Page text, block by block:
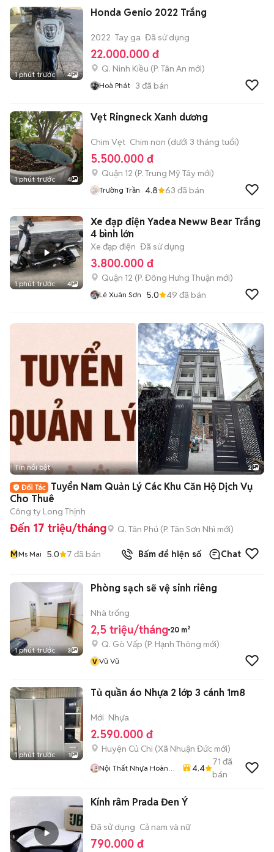
1 phút trước 4
Honda Genio 2022 Trắng
2022 Tay ga Đã sử dụng
22.000.000 đ
Q. Ninh Kiều (P. Tân An mới)
Hoà Phát 3 đã bán
1 phút trước 4
Vẹt Ringneck Xanh dương
Chim Vẹt Chim non (dưới 3 tháng tuổi)
5.500.000 đ
Quận 12 (P. Trung Mỹ Tây mới)
Trường Trần 4.8 63 đã bán
1 phút trước 4
Xe đạp điện Yadea Neww Bear Trắng
4 bình lớn
Xe đạp điện Đã sử dụng
3.800.000 đ
Quận 12 (P. Đông Hưng Thuận mới)
Lê Xuân Sơn 5.0 49 đã bán
Tin nổi bật 2
Tuyển Nam Quản Lý Các Khu Căn Hộ Dịch Vụ
Cho Thuê
Công ty Long Thịnh
Đến 17 triệu/tháng Q. Tân Phú (P. Tân Sơn Nhì mới)
MMs Mai 5.0 7 đã bán Bấm để hiện số Chat
1 phút trước 3
Phòng sạch sẽ vệ sinh riêng
Nhà trống
2,5 triệu/tháng 20 m²
Q. Gò Vấp (P. Hạnh Thông mới)
v Vũ Vũ
1 phút trước 1
Tủ quần áo Nhựa 2 lớp 3 cánh 1m8
Mới Nhựa
2.590.000 đ
Huyện Củ Chi (Xã Nhuận Đức mới)
Nội Thất Nhựa Hoàng
4.4
71 đã
bán
Kính râm Prada Đen Ý
Đã sử dụng Cả nam và nữ
790.000 đ